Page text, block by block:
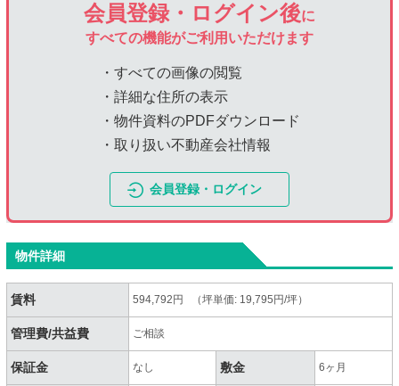
会員登録・ログイン後に
すべての機能がご利用いただけます
・すべての画像の閲覧
・詳細な住所の表示
・物件資料のPDFダウンロード
・取り扱い不動産会社情報
会員登録・ログイン
物件詳細
賃料 594,792円 （坪単価: 19,795円/坪）
管理費/共益費 ご相談
保証金 なし 敷金 6ヶ月